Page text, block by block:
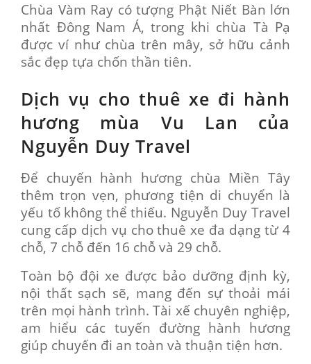
Chùa Vàm Ray có tượng Phật Niết Bàn lớn
nhất Đông Nam Á, trong khi chùa Tà Pạ
được ví như chùa trên mây, sở hữu cảnh
sắc đẹp tựa chốn thần tiên.
Dịch vụ cho thuê xe đi hành
hương mùa Vu Lan của
Nguyễn Duy Travel
Để chuyến hành hương chùa Miền Tây
thêm trọn vẹn, phương tiện di chuyển là
yếu tố không thể thiếu. Nguyễn Duy Travel
cung cấp dịch vụ cho thuê xe đa dạng từ 4
chỗ, 7 chỗ đến 16 chỗ và 29 chỗ.
Toàn bộ đội xe được bảo dưỡng định kỳ,
nội thất sạch sẽ, mang đến sự thoải mái
trên mọi hành trình. Tài xế chuyên nghiệp,
am hiểu các tuyến đường hành hương
giúp chuyến đi an toàn và thuận tiện hơn.